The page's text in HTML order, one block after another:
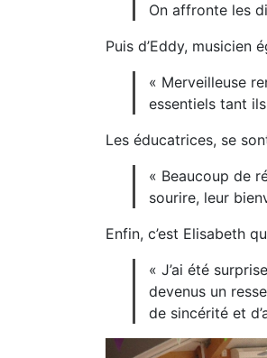
On affronte les
Puis d’Eddy, musicien
« Merveilleuse
essentiels tant
Les éducatrices, se
« Beaucoup de
sourire, leur
Enfin, c’est Elisabeth
« J’ai été
devenus un
de sincérité et